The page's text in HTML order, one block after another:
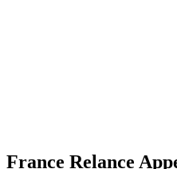
France Relance